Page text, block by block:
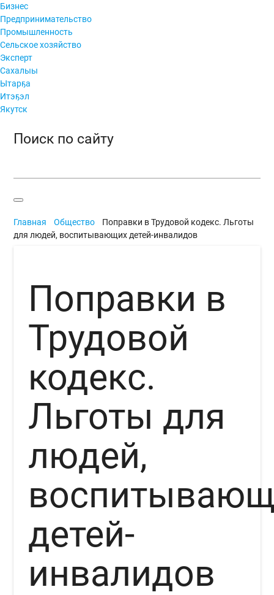
Бизнес
Предпринимательство
Промышленность
Сельское хозяйство
Эксперт
Сахалыы
Ытарҕа
Итэҕэл
Якутск
Поиск по сайту
Главная Общество
Поправки в Трудовой кодекс. Льготы
для людей, воспитывающих детей-инвалидов
Поправки в
Трудовой
кодекс.
Льготы для
людей,
детей-
инвалидов